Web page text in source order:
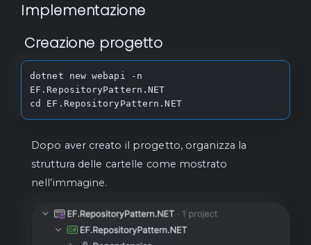
Implementazione
Creazione progetto
dotnet new webapi -n
EF.RepositoryPattern.NET
cd EF.RepositoryPattern.NET
Dopo aver creato il progetto, organizza la
struttura delle cartelle come mostrato
nell’immagine.